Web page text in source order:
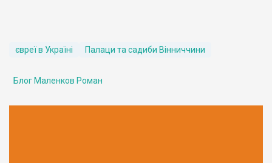
євреї в Україні Палаци та садиби Вінниччини
Блог Маленков Роман